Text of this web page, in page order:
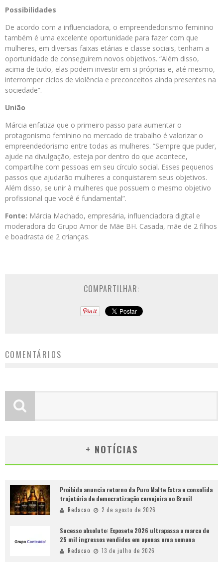
Possibilidades
De acordo com a influenciadora, o empreendedorismo feminino
também é uma excelente oportunidade para fazer com que
mulheres, em diversas faixas etárias e classe sociais, tenham a
oportunidade de conseguirem novos objetivos. “Além disso,
acima de tudo, elas podem investir em si próprias e, até mesmo,
interromper ciclos de violência e preconceitos ainda presentes na
sociedade”.
União
Márcia enfatiza que o primeiro passo para aumentar o
protagonismo feminino no mercado de trabalho é valorizar o
empreendedorismo entre todas as mulheres. “Sempre que puder,
ajude na divulgação, esteja por dentro do que acontece,
compartilhe com pessoas em seu círculo social. Esses pequenos
passos que ajudarão mulheres a conquistarem seus objetivos.
Além disso, se unir à mulheres que possuem o mesmo objetivo
profissional que você é fundamental”.
Fonte: Márcia Machado, empresária, influenciadora digital e
moderadora do Grupo Amor de Mãe BH. Casada, mãe de 2 filhos
e boadrasta de 2 crianças.
COMPARTILHAR:
COMENTÁRIOS
+ NOTÍCIAS
Proibida anuncia retorno da Puro Malte Extra e consolida
trajetória de democratização cervejeira no Brasil
Redacao 2 de agosto de 2026
Sucesso absoluto: Exposete 2026 ultrapassa a marca de
25 mil ingressos vendidos em apenas uma semana
Redacao 13 de julho de 2026